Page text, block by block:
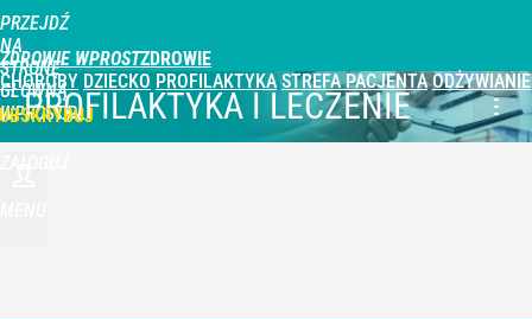
PRZEJDŹ
NA
STRONĘ
GŁÓWNĄ
WPROST.PL
ZDROWIE WPROST
CHOROBY DZIECKO PROFILAKTYKA STREFA PACJENTA ODŻYWIANIE
PROFILAKTYKA I LECZENIE